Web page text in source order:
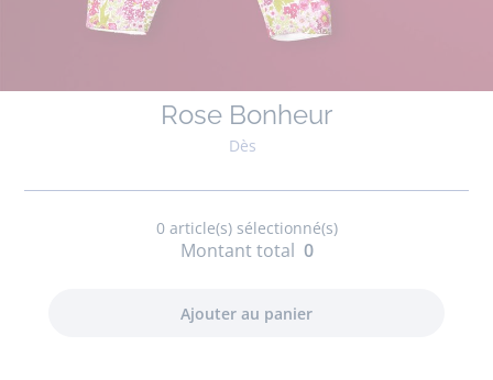
Rose Bonheur
Dès
0article(s) sélectionné(s)
Montant total 0